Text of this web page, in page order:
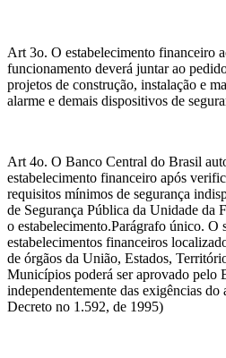
Art 3o. O estabelecimento financeiro
funcionamento deverá juntar ao
projetos de construção, instalação e
alarme e demais dispositivos de
Art 4o. O Banco Central do Brasil
estabelecimento financeiro após
requisitos mínimos de segurança
de Segurança Pública da Unidade da
o estabelecimento.Parágrafo único. O
estabelecimentos financeiros
de órgãos da União, Estados,
Municípios poderá ser aprovado pelo
independentemente das exigências
Decreto no 1.592, de 1995)